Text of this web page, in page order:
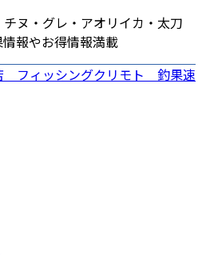
ヌ・グレ・アオリイカ・太刀
報やお得情報満載